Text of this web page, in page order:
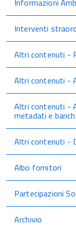
Informazioni
Interventi
Altri contenuti -
Altri contenuti -
Altri contenuti -
metadati e
Altri contenuti -
Albo fornitori
Partecipazioni
Archivio